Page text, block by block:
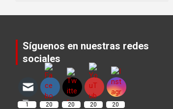
Síguenos en nuestras redes
sociales
1 20 20 20 20